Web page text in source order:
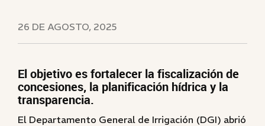
26 DE AGOSTO, 2025
El objetivo es fortalecer la fiscalización de
concesiones, la planificación hídrica y la
transparencia.
El Departamento General de Irrigación (DGI) abrió